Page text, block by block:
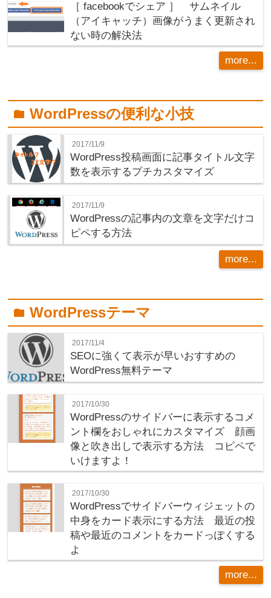
［ facebookでシェア ］ サムネイル
（アイキャッチ）画像がうまく更新され
ない時の解決法
more...
folderWordPressの便利な小技
2017/11/9
WordPress投稿画面に記事タイトル文字
数を表示するプチカスタマイズ
2017/11/9
WordPressの記事内の文章を文字だけコ
ピペする方法
more...
folderWordPressテーマ
2017/11/4
SEOに強くて表示が早いおすすめの
WordPress無料テーマ
2017/10/30
WordPressのサイドバーに表示するコメ
ント欄をおしゃれにカスタマイズ 顔画
像と吹き出しで表示する方法 コピペで
いけますよ！
2017/10/30
WordPressでサイドバーウィジェットの
中身をカード表示にする方法 最近の投
稿や最近のコメントをカードっぽくする
よ
more...